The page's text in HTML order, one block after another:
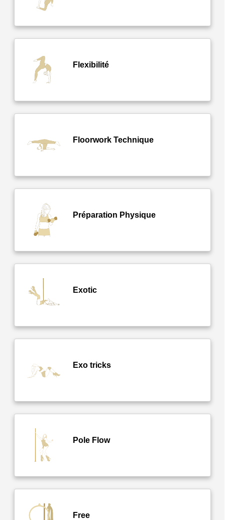
Flexibilité
Floorwork Technique
Préparation Physique
Exotic
Exo tricks
Pole Flow
Free